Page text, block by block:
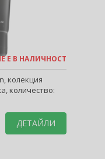
Е В НАЛИЧНОСТ
колекция
количество:
ДЕТАЙЛИ